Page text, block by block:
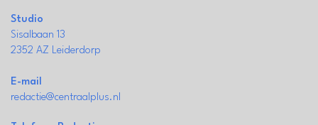
Studio
Sisalbaan 13
2352 AZ Leiderdorp
E-mail
redactie@centraalplus.nl